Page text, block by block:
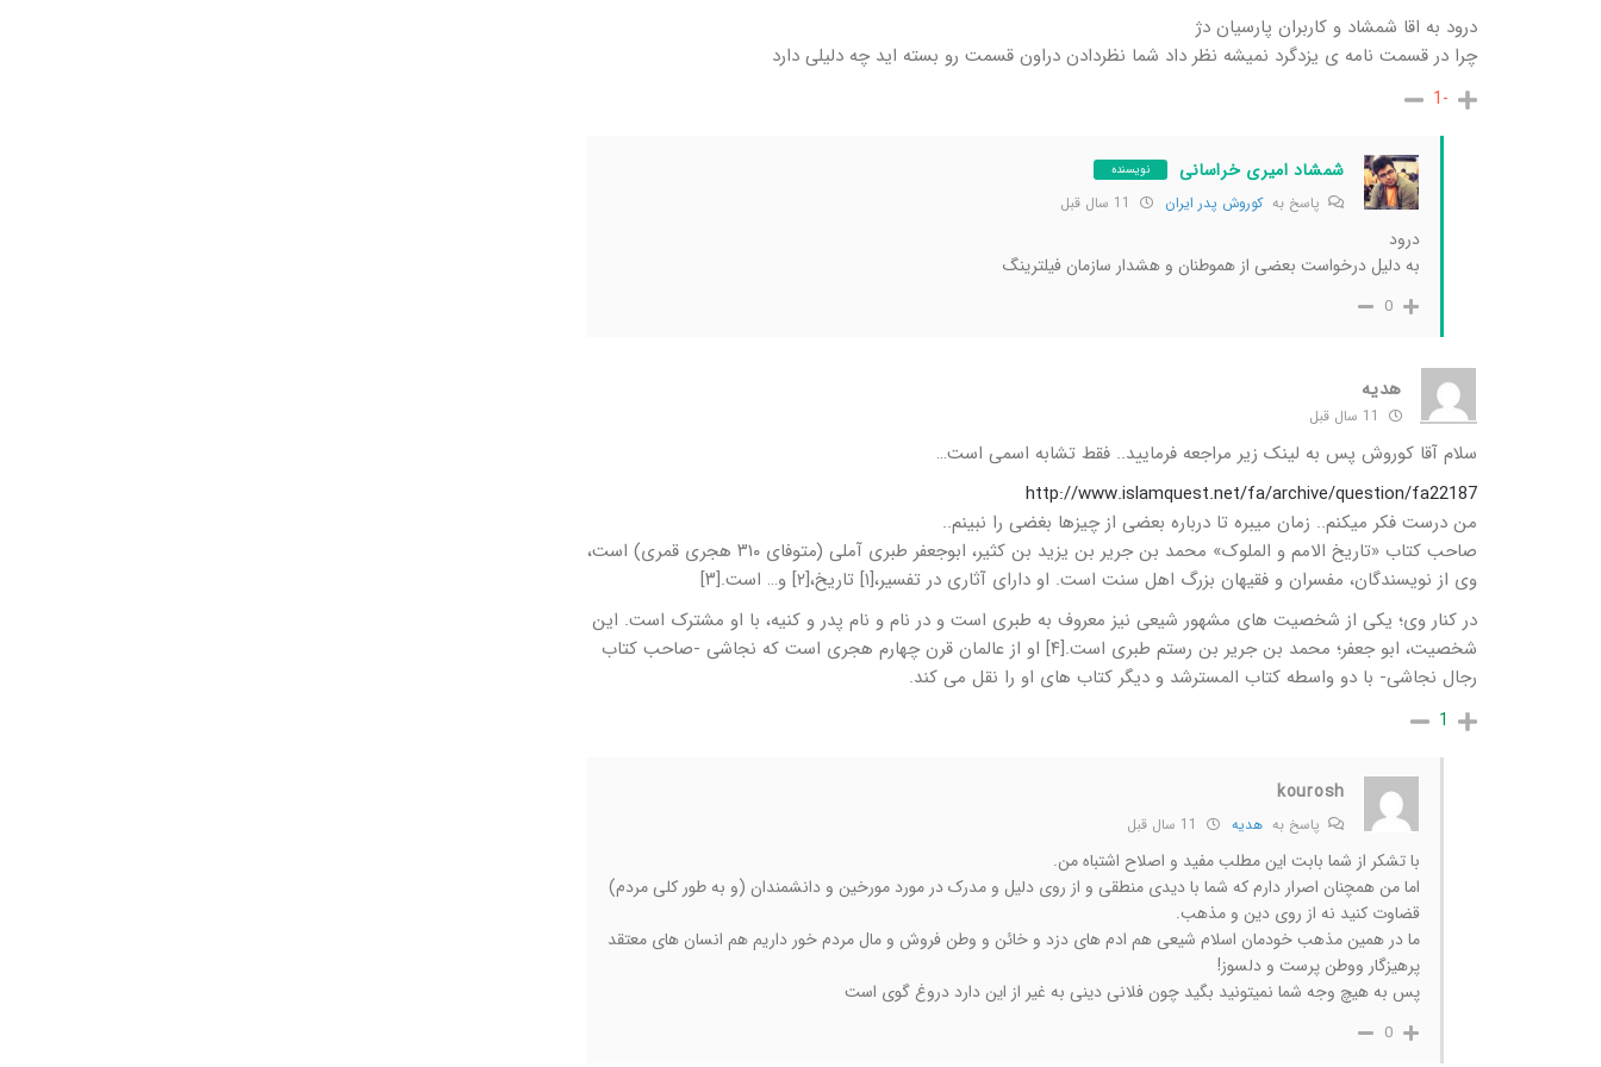
درود به اقا شمشاد و کاربران پارسیان دژ
چرا در قسمت نامه ی یزدگرد نمیشه نظر داد شما نظردادن دراون قسمت رو بسته اید چه دلیلی دارد
-1
شمشاد امیری خراسانی نویسنده
پاسخ بهکوروش پدر ایران
درود
به دلیل درخواست بعضی از هموطنان و هشدار سازمان فیلترینگ
0
هدیه
سلام آقا کوروش پس به لینک زیر مراجعه فرمایید.. فقط تشابه اسمی است…
http://www.islamquest.net/fa/archive/question/fa22187
من درست فکر میکنم.. زمان میبره تا درباره بعضی از چیزها بغضی را نبینم..
صاحب کتاب «تاریخ الامم و الملوک» محمد بن جریر بن یزید بن کثیر، ابوجعفر طبری آملی (متوفای ۳۱۰ هجری قمری) است،
وی از نویسندگان، مفسران و فقیهان بزرگ اهل سنت است. او دارای آثاری در تفسیر،[۱] تاریخ،[۲] و… است.[۳]
در کنار وی؛ یکی از شخصیت های مشهور شیعی نیز معروف به طبری است و در نام و نام پدر و کنیه، با او مشترک است. این
شخصیت، ابو جعفر؛ محمد بن جریر بن رستم طبری است.[۴] او از عالمان قرن چهارم هجری است که نجاشی -صاحب کتاب
رجال نجاشی- با دو واسطه کتاب المسترشد و دیگر کتاب های او را نقل می کند.
1
kourosh
پاسخ به هدیه
با تشکر از شما بابت این مطلب مفید و اصلاح اشتباه من.
اما من همچنان اصرار دارم که شما با دیدی منطقی و از روی دلیل و مدرک در مورد مورخین و دانشمندان (و به طور کلی مردم)
قضاوت کنید نه از روی دین و مذهب.
ما در همین مذهب خودمان اسلام شیعی هم ادم های دزد و خائن و وطن فروش و مال مردم خور داریم هم انسان های معتقد
پرهیزگار ووطن پرست و دلسوز!
پس به هیچ وجه شما نمیتونید بگید چون فلانی دینی به غیر از این دارد دروغ گوی است
0